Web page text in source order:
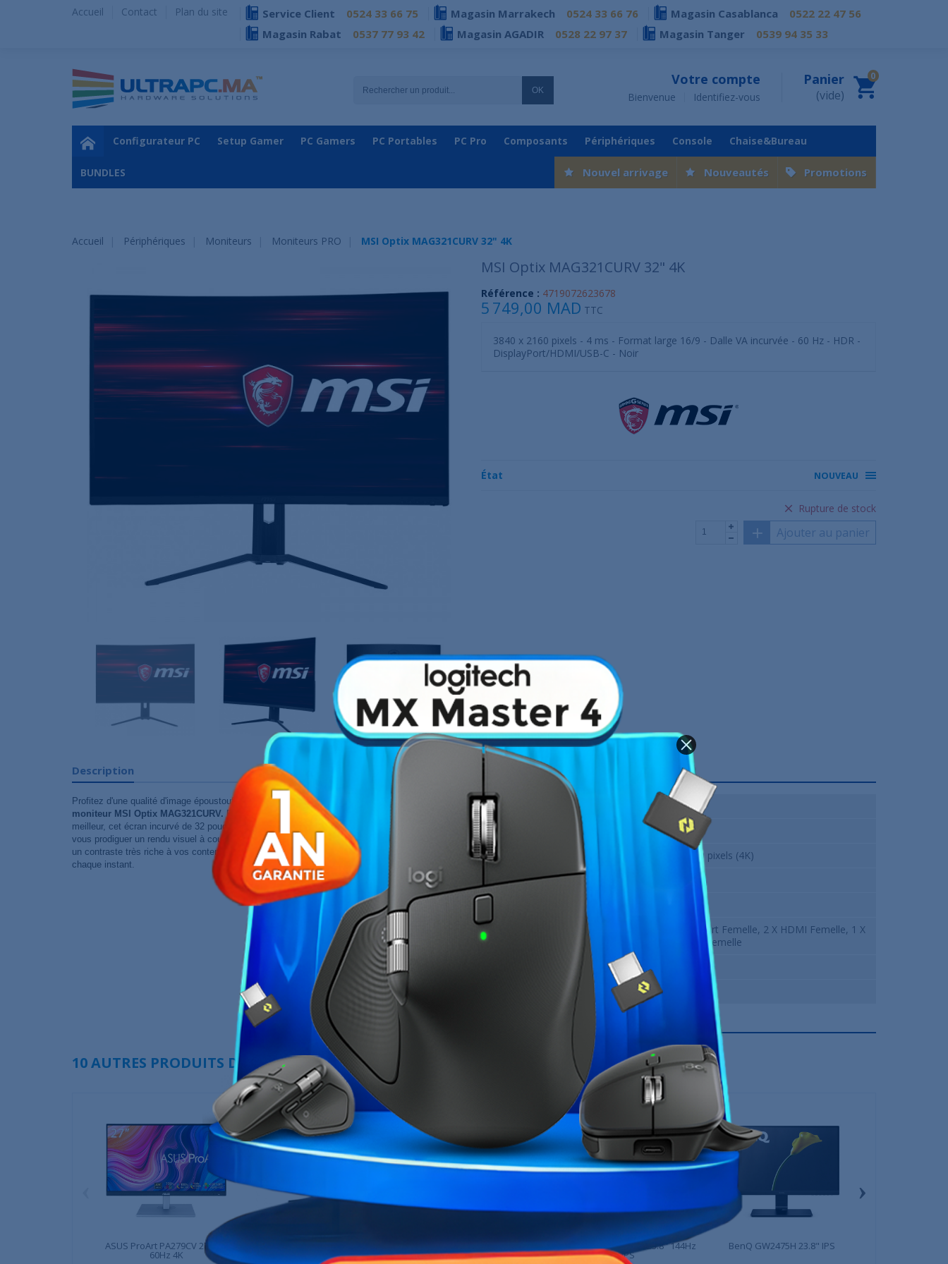
Accueil Contact Plan du site Service Client 0524 33 66 75 Magasin Marrakech 0524 33 66 76 Magasin Casablanca
0522 22 47 56
Magasin Rabat
0537 77 93 42 Magasin AGADIR 0528 22 97 37 Magasin Tanger 0539 94 35 33
OK
Panier
(vide)
0
Votre compte
Bienvenue Identifiez-vous
Promotions
Nouveautés
Nouvel arrivage
Configurateur PC Setup Gamer PC Gamers PC Portables PC Pro Composants Périphériques Console Chaise&Bureau
BUNDLES
Accueil Périphériques Moniteurs Moniteurs PRO MSI Optix MAG321CURV 32" 4K
MSI Optix MAG321CURV 32" 4K
Référence : 4719072623678
5 749,00 MAD TTC
3840 x 2160 pixels - 4 ms - Format large 16/9 - Dalle VA incurvée - 60 Hz - HDR -
DisplayPort/HDMI/USB-C - Noir
État NOUVEAU
Rupture de stock
Ajouter au panier
Description
Profitez d'une qualité d'image époustouflante pour vous immerger au coeur de l'action avec
moniteur MSI Optix MAG321CURV.Pensé pour les joueurs exigeants à la recherche du
meilleur, cet écran incurvé de 32 pouces est équipé d'une dalle VA 4K (3840 x 2160), afin de
vous prodiguer un rendu visuel à couper le souffle. Étant HDR ready, ce moniteur pourra apporter
un contraste très riche à vos contenus multimédia compatibles pour vous faire profiter de
chaque instant.
Fiche technique
Technologie de dalle
VA
Taille
32 pouces
Résolution
3840 x 2160 pixels (4K)
Fréquence verticale maxi
Entrées vidéo
1 X DisplayPort Femelle, 2 X HDMI Femelle, 1 X
USB Type C Femelle
MSI
12 Mois
10 AUTRES PRODUITS DANS LA MÊME CATÉGORIE :
ASUS ProArt PA279CV 27" IPS
60Hz 4K
Samsung C32R500FHP 32"
Curved
ASUS TUF VG289Q 28" 4K IPS XTRMLAB X24G14IFF 23.8" 144Hz
IPS
BenQ GW2475H 23.8" IPS
›